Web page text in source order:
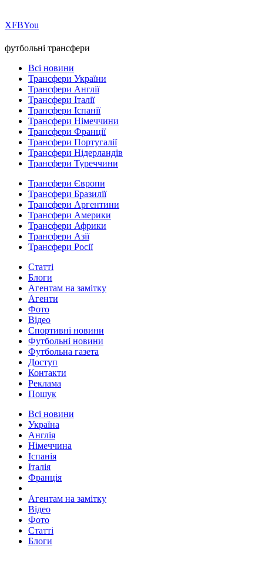
ХFBYou
футбольні трансфери
Всі новини
Трансфери України
Трансфери Англії
Трансфери Італії
Трансфери Іспанії
Трансфери Німеччини
Трансфери Франції
Трансфери Португалії
Трансфери Нідерландів
Трансфери Туреччини
Трансфери Європи
Трансфери Бразилії
Трансфери Аргентини
Трансфери Америки
Трансфери Африки
Трансфери Азії
Трансфери Росії
Статті
Блоги
Агентам на замітку
Агенти
Фото
Відео
Спортивні новини
Футбольні новини
Футбольна газета
Доступ
Контакти
Реклама
Пошук
Всі новини
Україна
Англія
Німеччина
Іспанія
Італія
Франція
Агентам на замітку
Відео
Фото
Статті
Блоги